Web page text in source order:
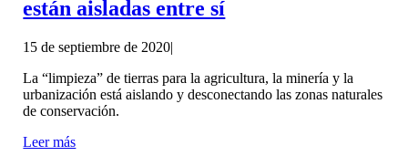
están aisladas entre sí
15 de septiembre de 2020|
La “limpieza” de tierras para la agricultura, la minería y la
urbanización está aislando y desconectando las zonas naturales
de conservación.
Leer más